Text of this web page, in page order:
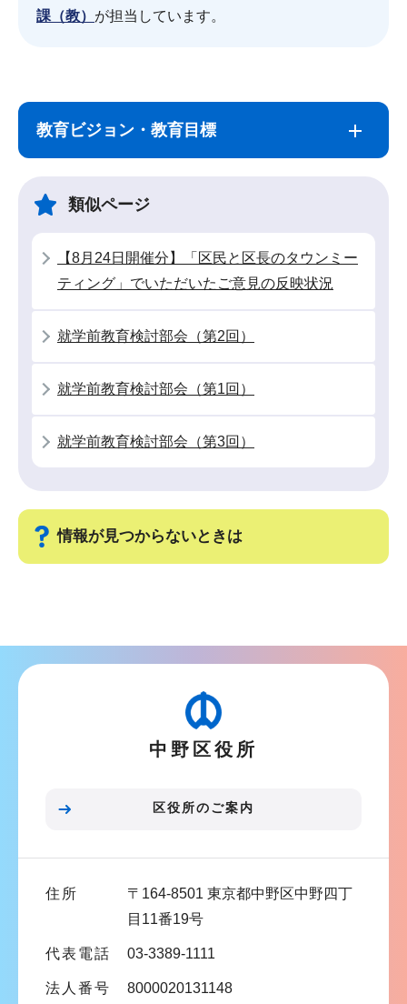
課（教） が担当しています。
こ
教育ビジョン・教育目標
類似ページ
【8月24日開催分】「区民と区長のタウンミー
ティング」でいただいたご意見の反映状況
就学前教育検討部会（第2回）
就学前教育検討部会（第1回）
就学前教育検討部会（第3回）
情報が見つからないときは
ナ
ビ
中野区役所
区役所のご案内
住所
〒164-8501 東京都中野区中野四丁
目11番19号
代表電話 03-3389-1111
法人番号 8000020131148